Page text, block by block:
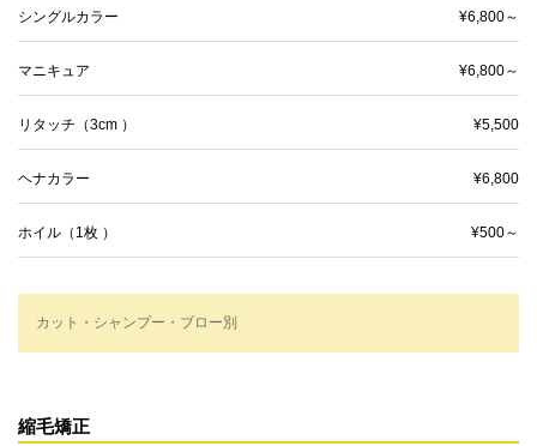
シングルカラー ¥6,800～
マニキュア ¥6,800～
リタッチ（3cm ） ¥5,500
ヘナカラー ¥6,800
ホイル（1枚 ） ¥500～
カット・シャンプー・ブロー別
縮毛矯正